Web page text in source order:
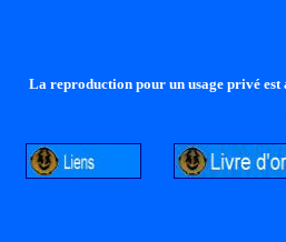
La reproduction pour un usage privé est